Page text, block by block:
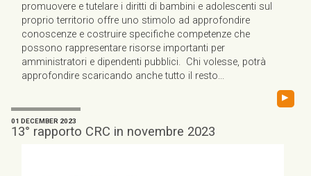
promuovere e tutelare i diritti di bambini e adolescenti sul
proprio territorio offre uno stimolo ad approfondire
conoscenze e costruire specifiche competenze che
possono rappresentare risorse importanti per
amministratori e dipendenti pubblici. Chi volesse, potrà
approfondire scaricando anche tutto il resto...
▸
01 DECEMBER 2023
13° rapporto CRC in novembre 2023